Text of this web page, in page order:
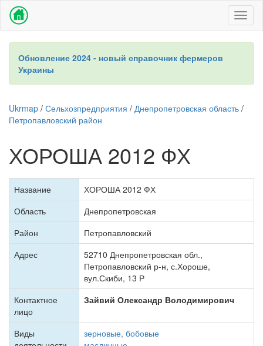
Обновление 2024 - новый справочник фермеров
Украины
Ukrmap / Сельхозпредприятия / Днепропетровская область /
Петропавловский район
ХОРОША 2012 ФХ
Название
ХОРОША 2012 ФХ
Область
Днепропетровская
Район
Петропавловский
Адрес
52710 Днепропетровская обл.,
Петропавловский р-н, с.Хороше,
вул.Скиби, 13 Р
Контактное
лицо
Зайвий Олександр Володимирович
Виды
зерновые, бобовые